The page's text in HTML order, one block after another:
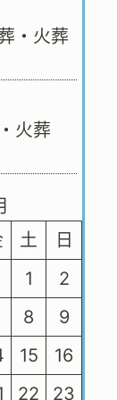
・火葬
火葬
土
日
1
2
8
9
15
16
22 23